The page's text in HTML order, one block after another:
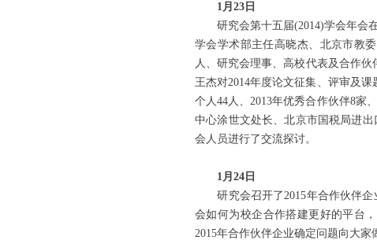
1月23日
研究会第十五届(2014)学会年会在
学会学术部主任高晓杰、北京市教
人、研究会理事、高校代表及合作
王杰对2014年度论文征集、评审及
个人44人、2013年优秀合作伙伴8家
中心涂世文处长、北京市国税局进
会人员进行了交流探讨。
1月24日
研究会召开了2015年合作伙伴企
会如何为校企合作搭建更好的平台
2015年合作伙伴企业确定问题向大